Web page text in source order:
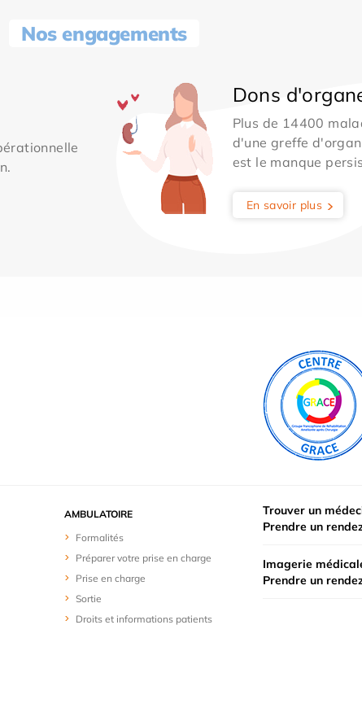
Nos engagements
Dons
Plus de 14400
d'une greffe
est le manque
En savoir plus
AMBULATOIRE
Formalités
Préparer votre prise en charge
Prise en charge
Sortie
Droits et informations patients
Trouver un
Prendre un
Imagerie
Prendre un